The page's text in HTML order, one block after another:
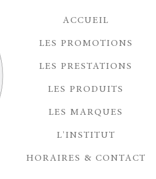
ACCUEIL
LES PROMOTIONS
LES PRESTATIONS
LES PRODUITS
LES MARQUES
L'INSTITUT
HORAIRES & CONTACT